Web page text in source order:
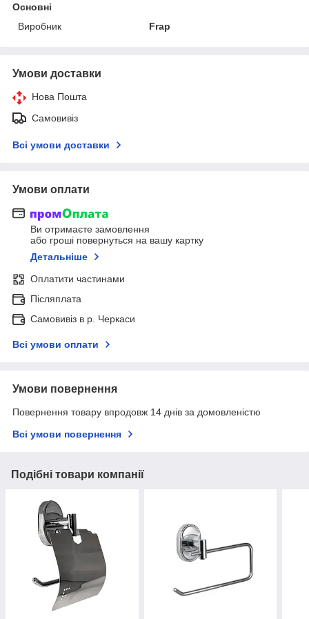
Основні
Виробник
Frap
Умови доставки
Нова Пошта
Самовивіз
Всі умови доставки
Умови оплати
Ви отримаєте замовлення
або гроші повернуться на вашу картку
Детальніше
Оплатити частинами
Післяплата
Самовивіз в р. Черкаси
Всі умови оплати
Умови повернення
Повернення товару впродовж 14 днів за домовленістю
Всі умови повернення
Подібні товари компанії